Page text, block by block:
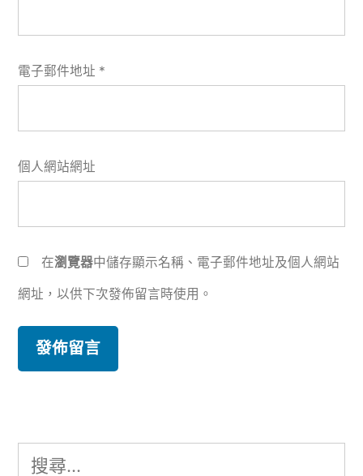
電子郵件地址 *
個人網站網址
在瀏覽器中儲存顯示名稱、電子郵件地址及個人網站
網址，以供下次發佈留言時使用。
搜